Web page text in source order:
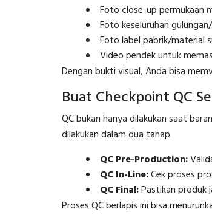
Foto close-up permukaan
Foto keseluruhan
Foto label pabrik/material
Video pendek untuk
Dengan bukti visual, Anda bisa
Buat Checkpoint QC
QC bukan hanya dilakukan saat
dilakukan dalam dua tahap.
QC Pre-Production:
QC In-Line:Cek proses
QC Final:Pastikan produk
Proses QC berlapis ini bisa